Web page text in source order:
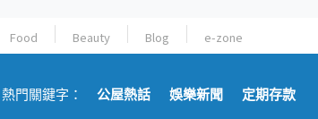
Food Beauty Blog e-zone
熱門關鍵字： 公屋熱話 娛樂新聞 定期存款